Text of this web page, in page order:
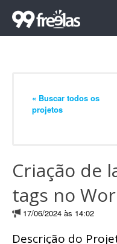
« Buscar todos os
projetos
Criação de
tags no
17/06/2024 às 14:02
Descrição do